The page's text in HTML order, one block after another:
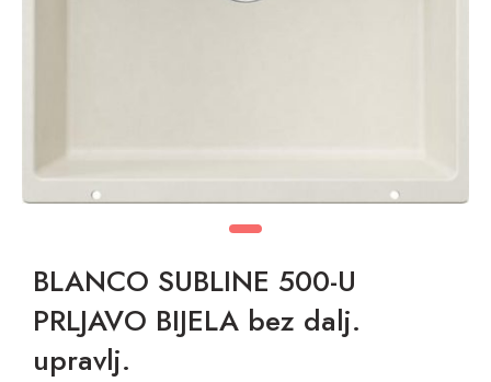
BLANCO SUBLINE 500-U
PRLJAVO BIJELA bez dalj.
upravlj.